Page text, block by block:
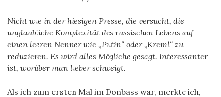
Nicht wie in der hiesigen Presse, die versucht, die
unglaubliche Komplexität des russischen Lebens auf
einen leeren Nenner wie „Putin“ oder „Kreml“ zu
reduzieren. Es wird alles Mögliche gesagt. Interessanter
ist, worüber man lieber schweigt.
Als ich zum ersten Mal im Donbass war, merkte ich,